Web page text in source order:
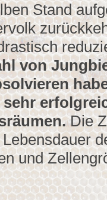
Stand
von
Die
und